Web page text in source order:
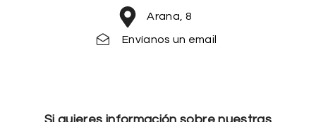
Arana, 8
Envíanos un email
Si quieres información sobre nuestras